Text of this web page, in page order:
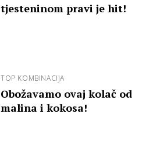
tjesteninom pravi je hit!
TOP KOMBINACIJA
Obožavamo ovaj kolač od
malina i kokosa!